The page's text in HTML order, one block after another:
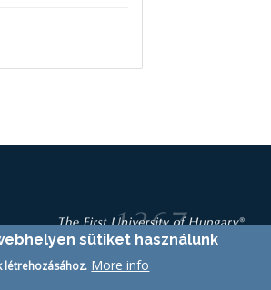
sütiket használunk
létrehozásához. More info